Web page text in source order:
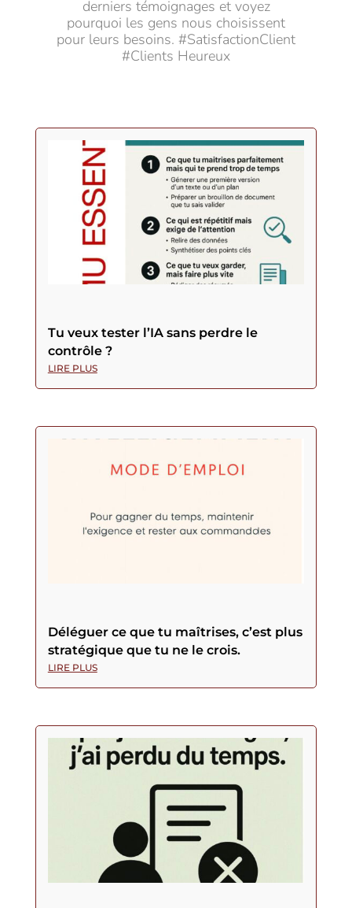
derniers témoignages et voyez
pourquoi les gens nous choisissent
pour leurs besoins. #SatisfactionClient
#Clients Heureux
Tu veux tester l’IA sans perdre le
contrôle ?
LIRE PLUS
Déléguer ce que tu maîtrises, c’est plus
stratégique que tu ne le crois.
LIRE PLUS